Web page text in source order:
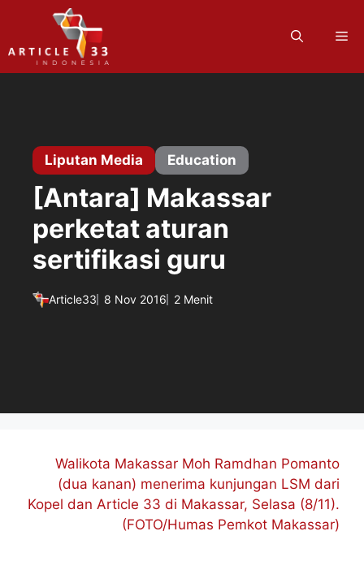
Langsung
isi
Liputan Media Education
[Antara] Makassar
perketat aturan
sertifikasi guru
Article33 8 Nov 2016 2 Menit
Walikota Makassar Moh Ramdhan Pomanto
(dua kanan) menerima kunjungan LSM dari
Kopel dan Article 33 di Makassar, Selasa (8/11).
(FOTO/Humas Pemkot Makassar)